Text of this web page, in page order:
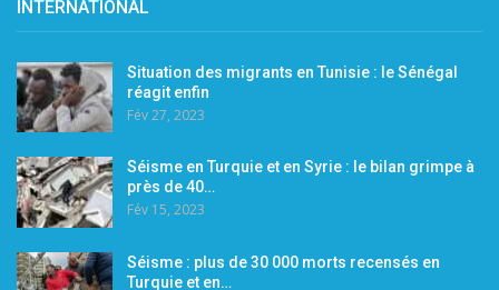
INTERNATIONAL
Situation des migrants en Tunisie : le Sénégal
réagit enfin
Fév 27, 2023
Séisme en Turquie et en Syrie : le bilan grimpe à
près de 40…
Fév 15, 2023
Séisme : plus de 30 000 morts recensés en
Turquie et en…